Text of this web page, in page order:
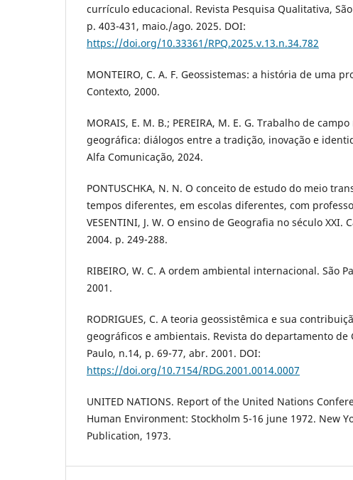
currículo educacional. Revista Pesquisa Qualitativa,
p. 403-431, maio./ago. 2025. DOI:
https://doi.org/10.33361/RPQ.2025.v.13.n.34.782
MONTEIRO, C. A. F. Geossistemas: a história de uma
Contexto, 2000.
MORAIS, E. M. B.; PEREIRA, M. E. G. Trabalho de
geográfica: diálogos entre a tradição, inovação e
Alfa Comunicação, 2024.
PONTUSCHKA, N. N. O conceito de estudo do meio
tempos diferentes, em escolas diferentes, com
VESENTINI, J. W. O ensino de Geografia no século XXI.
2004. p. 249-288.
RIBEIRO, W. C. A ordem ambiental internacional. São
2001.
RODRIGUES, C. A teoria geossistêmica e sua
geográficos e ambientais. Revista do departamento de
Paulo, n.14, p. 69-77, abr. 2001. DOI:
https://doi.org/10.7154/RDG.2001.0014.0007
UNITED NATIONS. Report of the United Nations
Human Environment: Stockholm 5-16 june 1972. New
Publication, 1973.